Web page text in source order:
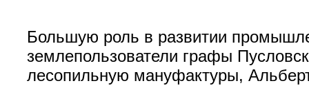
Большую роль в развитии
землепользователи графы
лесопильную мануфактуры,